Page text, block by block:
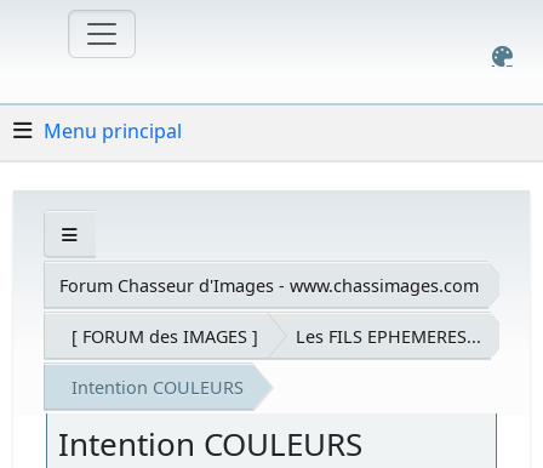
Menu principal
Forum Chasseur d'Images - www.chassimages.com
[ FORUM des IMAGES ] Les FILS EPHEMERES...
Intention COULEURS
Intention COULEURS